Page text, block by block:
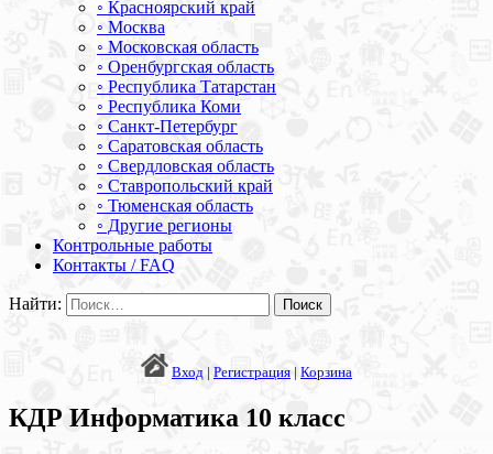
◦ Красноярский край
◦ Москва
◦ Московская область
◦ Оренбургская область
◦ Республика Татарстан
◦ Республика Коми
◦ Санкт-Петербург
◦ Саратовская область
◦ Свердловская область
◦ Ставропольский край
◦ Тюменская область
◦ Другие регионы
Контрольные работы
Контакты / FAQ
Найти:
Вход | Регистрация | Корзина
КДР Информатика 10 класс